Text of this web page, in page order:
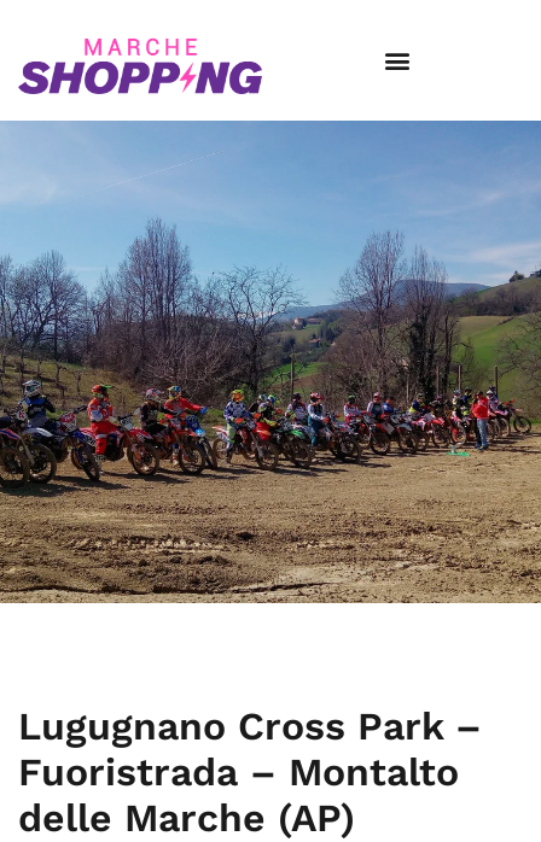
Lugugnano Cross Park –
Fuoristrada – Montalto
delle Marche (AP)